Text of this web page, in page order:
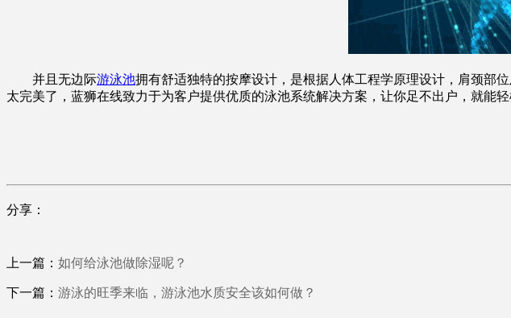
并且无边际游泳池拥有舒适独特的按摩设计，是根据人体工程学原理设计，肩颈部
太完美了，蓝狮在线致力于为客户提供优质的泳池系统解决方案，让你足不出户，就能
分享：
上一篇： 如何给泳池做除湿呢？
下一篇： 游泳的旺季来临，游泳池水质安全该如何做？